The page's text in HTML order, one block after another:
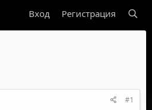
Вход Регистрация
#1